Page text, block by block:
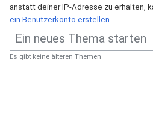
anstatt deiner IP-Adresse zu erhalten,
ein Benutzerkonto erstellen.
Es gibt keine älteren Themen